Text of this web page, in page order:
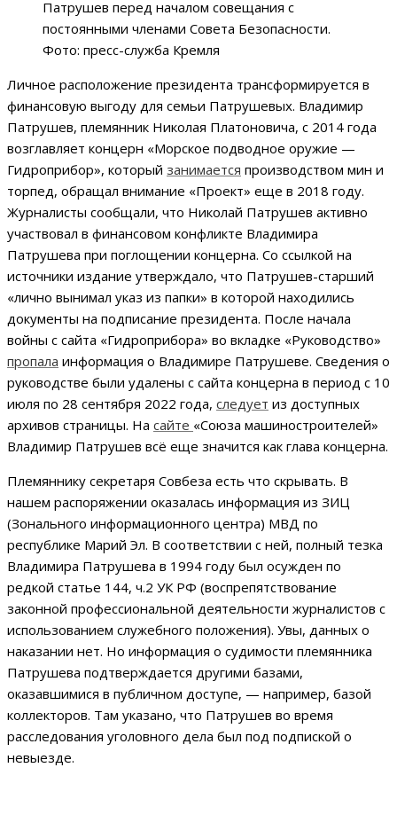
Патрушев перед началом совещания с
постоянными членами Совета Безопасности.
Фото: пресс-служба Кремля
Личное расположение президента трансформируется в
финансовую выгоду для семьи Патрушевых. Владимир
Патрушев, племянник Николая Платоновича, с 2014 года
возглавляет концерн «Морское подводное оружие —
Гидроприбор», который занимается производством мин и
торпед, обращал внимание «Проект» еще в 2018 году.
Журналисты сообщали, что Николай Патрушев активно
участвовал в финансовом конфликте Владимира
Патрушева при поглощении концерна. Со ссылкой на
источники издание утверждало, что Патрушев-старший
«лично вынимал указ из папки» в которой находились
документы на подписание президента. После начала
войны с сайта «Гидроприбора» во вкладке «Руководство»
пропала информация о Владимире Патрушеве. Сведения о
руководстве были удалены с сайта концерна в период с 10
июля по 28 сентября 2022 года, следует из доступных
архивов страницы. На сайте «Союза машиностроителей»
Владимир Патрушев всё еще значится как глава концерна.
Племяннику секретаря Совбеза есть что скрывать. В
нашем распоряжении оказалась информация из ЗИЦ
(Зонального информационного центра) МВД по
республике Марий Эл. В соответствии с ней, полный тезка
Владимира Патрушева в 1994 году был осужден по
редкой статье 144, ч.2 УК РФ (воспрепятствование
законной профессиональной деятельности журналистов с
использованием служебного положения). Увы, данных о
наказании нет. Но информация о судимости племянника
Патрушева подтверждается другими базами,
оказавшимися в публичном доступе, — например, базой
коллекторов. Там указано, что Патрушев во время
расследования уголовного дела был под подпиской о
невыезде.